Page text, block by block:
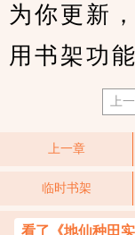
为你更新
用书架功
上
上一章
临时书架
看了《地仙种田